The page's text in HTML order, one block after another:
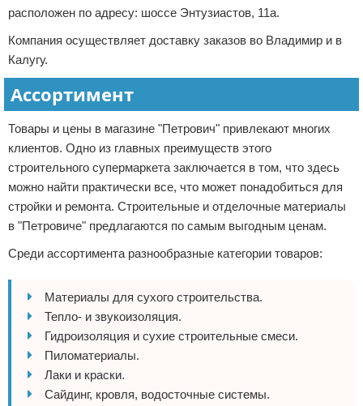
расположен по адресу: шоссе Энтузиастов, 11а.
Компания осуществляет доставку заказов во Владимир и в
Калугу.
Ассортимент
Товары и цены в магазине "Петрович" привлекают многих
клиентов. Одно из главных преимуществ этого
строительного супермаркета заключается в том, что здесь
можно найти практически все, что может понадобиться для
стройки и ремонта. Строительные и отделочные материалы
в "Петровиче" предлагаются по самым выгодным ценам.
Среди ассортимента разнообразные категории товаров:
Материалы для сухого строительства.
Тепло- и звукоизоляция.
Гидроизоляция и сухие строительные смеси.
Пиломатериалы.
Лаки и краски.
Сайдинг, кровля, водосточные системы.